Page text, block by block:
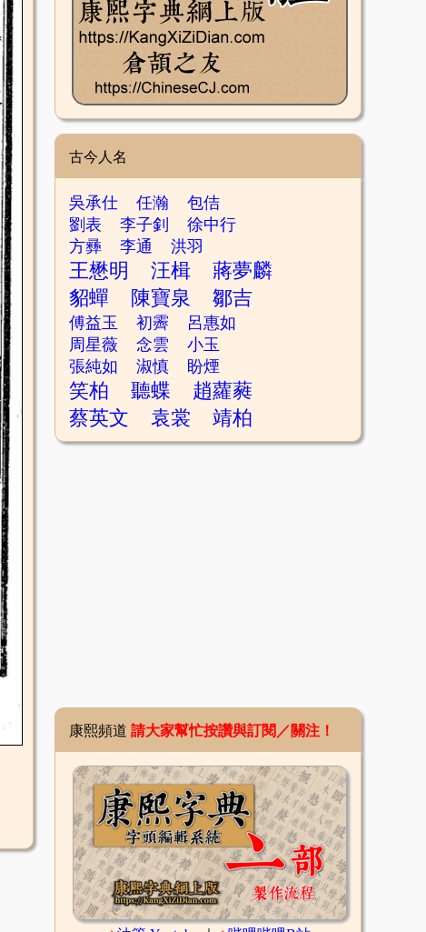
古今人名
吳承仕 任瀚
包佶
劉表
李子釗
徐中行
方彞
李通 洪羽
王懋明 汪楫
蔣夢麟
貂蟬
陳寶泉 鄒吉
傅益玉 初霽
呂惠如
周星薇
念雲
小玉
張純如
淑慎 盼煙
笑柏 聽蝶
趙蘿蕤
蔡英文
袁裳 靖柏
康熙頻道 請大家幫忙按讚與訂閱／關注！